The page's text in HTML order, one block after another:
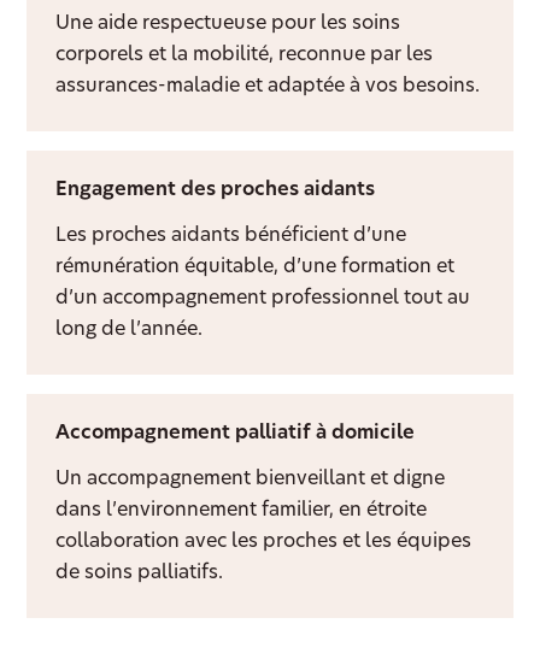
Une aide respectueuse pour les soins
corporels et la mobilité, reconnue par les
assurances-maladie et adaptée à vos besoins.
Engagement des proches aidants
Les proches aidants bénéficient d’une
rémunération équitable, d’une formation et
d’un accompagnement professionnel tout au
long de l’année.
Accompagnement palliatif à domicile
Un accompagnement bienveillant et digne
dans l’environnement familier, en étroite
collaboration avec les proches et les équipes
de soins palliatifs.